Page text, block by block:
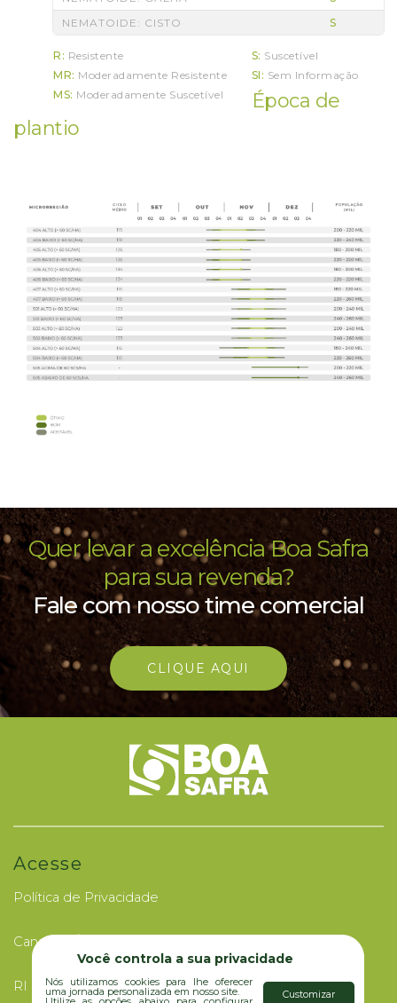
NEMATOIDE: CISTO
S
R: Resistente S: Suscetível
MR: Moderadamente Resistente SI: Sem Informação
MS: Moderadamente Suscetível
Época de
plantio
Quer levar a excelência Boa Safra
para sua revenda?
Fale com nosso time comercial
CLIQUE AQUI
Acesse
Política de Privacidade
Canal de Ética
RI - Investidores
Você controla a sua privacidade
Nós utilizamos cookies para lhe oferecer
uma jornada personalizada em nosso site. Customizar